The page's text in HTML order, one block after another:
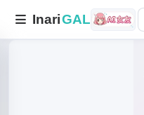
InariGAL